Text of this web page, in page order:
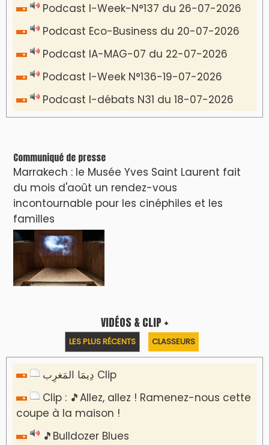
Podcast I-Week-N°137 du 26-07-2026
Podcast Eco-Business du 20-07-2026
Podcast IA-MAG-07 du 22-07-2026
Podcast I-Week N°136-19-07-2026
Podcast I-débats N31 du 18-07-2026
Communiqué de presse
Marrakech : le Musée Yves Saint Laurent fait
du mois d'août un rendez-vous
incontournable pour les cinéphiles et les
familles
VIDÉOS & CLIP +
LES PLUS RÉCENTS CLASSEURS
دِيمَا المَغرِب Clip
Clip : 🎵Allez, allez ! Ramenez-nous cette
coupe à la maison !
🎵Bulldozer Blues